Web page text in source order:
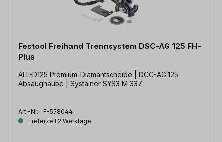
Festool Freihand Trennsystem DSC-AG 125 FH-
Plus
ALL-D125 Premium-Diamantscheibe | DCC-AG 125
Absaughaube | Systainer SYS3 M 337
Art.-Nr.: F-578044
Lieferzeit 2 Werktage